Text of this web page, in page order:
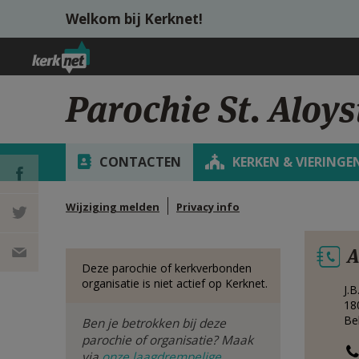
Overslaan en naar de inhoud gaan
Welkom bij Kerknet!
Parochie St.
CONTACTEN KERKEN &
Wijziging melden Privacy info
DEEL OP
FACEBOOK
DEEL OP
Deze parochie of kerkverbonden
organisatie is niet actief op Kerknet.
Ben je betrokken bij deze
parochie of organisatie? Maak